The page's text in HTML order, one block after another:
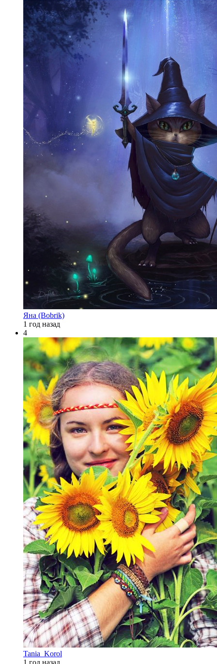
Яна (Bobrik)
1 год назад
4
Tania_Korol
1 год назад